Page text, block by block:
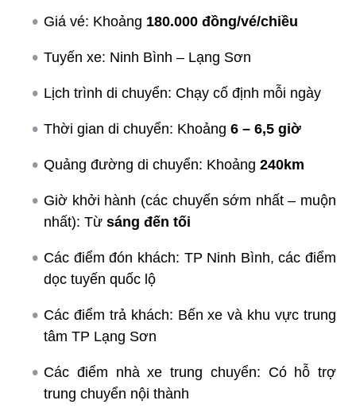
Giá vé: Khoảng 180.000 đồng/vé/chiều
Tuyến xe: Ninh Bình – Lạng Sơn
Lịch trình di chuyển: Chạy cố định mỗi ngày
Thời gian di chuyển: Khoảng 6 – 6,5 giờ
Quảng đường di chuyển: Khoảng 240km
Giờ khởi hành (các chuyến sớm nhất – muộn
nhất): Từ sáng đến tối
Các điểm đón khách: TP Ninh Bình, các điểm
dọc tuyến quốc lộ
Các điểm trả khách: Bến xe và khu vực trung
tâm TP Lạng Sơn
Các điểm nhà xe trung chuyển: Có hỗ trợ
trung chuyển nội thành